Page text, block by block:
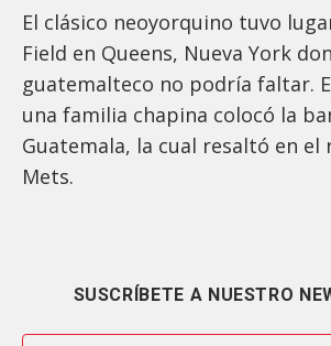
El clásico neoyorquino tuvo
Field en Queens, Nueva York
guatemalteco no podría faltar.
una familia chapina colocó la
Guatemala, la cual resaltó en el
Mets.
SUSCRÍBETE A NUESTRO